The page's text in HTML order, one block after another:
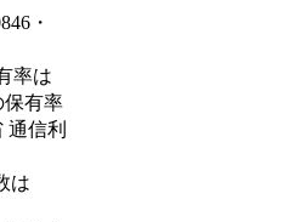
・
率は
保有率
通信利
は